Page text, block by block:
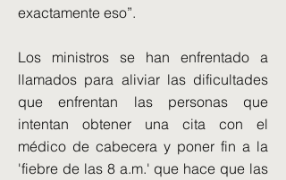
exactamente eso”.
Los ministros se han enfrentado a
llamados para aliviar las dificultades
que enfrentan las personas que
intentan obtener una cita con el
médico de cabecera y poner fin a la
'fiebre de las 8 a.m.' que hace que las